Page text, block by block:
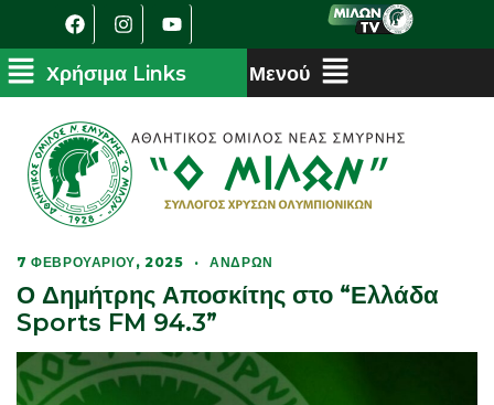
7 ΦΕΒΡΟΥΑΡΊΟΥ, 2025 · ΑΝΔΡΏΝ
Ο Δημήτρης Αποσκίτης στο “Ελλάδα
Sports FM 94.3”